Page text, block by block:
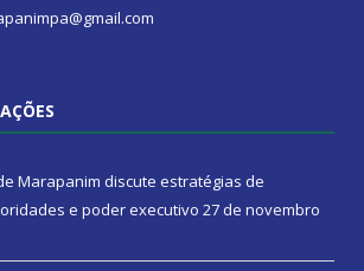
Marapanim discute estratégias de
e poder executivo 27 de novembro